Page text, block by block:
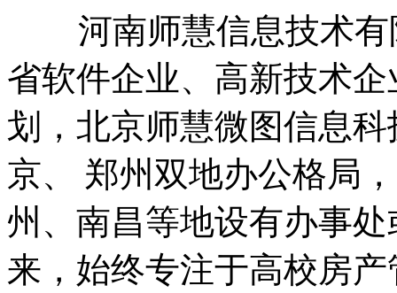
河南师慧信息技术有
省软件企业、高新技术
划，北京师慧微图信息
京、 郑州双地办公格局
州、南昌等地设有办事
来，始终专注于高校房